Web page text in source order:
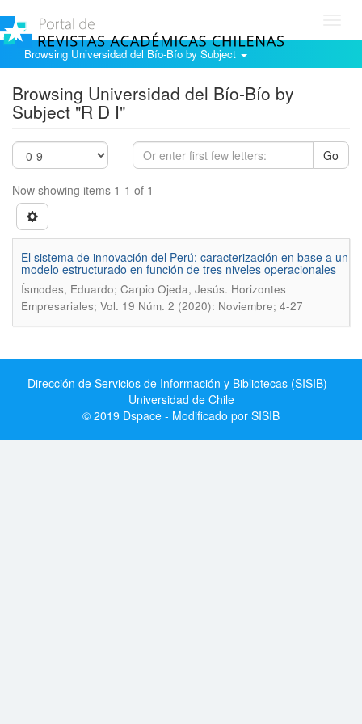
Browsing Universidad del Bío-Bío by Subject
Browsing Universidad del Bío-Bío by
Subject "R D I"
Go
Now showing items 1-1 of 1
El sistema de innovación del Perú: caracterización en base a un
modelo estructurado en función de tres niveles operacionales
Ísmodes, Eduardo; Carpio Ojeda, Jesús. Horizontes
Empresariales; Vol. 19 Núm. 2 (2020): Noviembre; 4-27
Dirección de Servicios de Información y Bibliotecas (SISIB) -
Universidad de Chile
© 2019 Dspace - Modificado por SISIB